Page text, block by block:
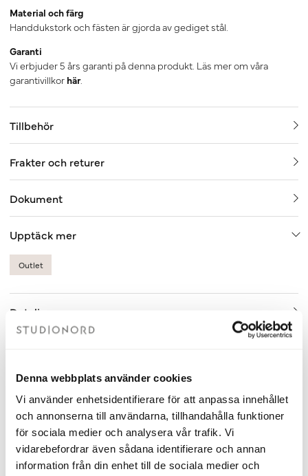
Denna webbplats använder cookies
Vi använder enhetsidentifierare för att anpassa innehållet
och annonserna till användarna, tillhandahålla funktioner
för sociala medier och analysera vår trafik. Vi
vidarebefordrar även sådana identifierare och annan
information från din enhet till de sociala medier och
Material och färg
Handdukstork och fästen är gjorda av gediget stål.
Garanti
Vi erbjuder 5 års garanti på denna produkt. Läs mer om våra
garantivillkor här.
Tillbehör
Frakter och returer
Dokument
Upptäck mer
Outlet
Detaljer
Relaterade produkter
OUTLET 70% Fåtal kvar